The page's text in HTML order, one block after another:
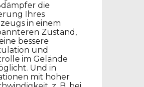
die
Ihres
in einem
Zustand,
bessere
und
im Gelände
Und in
mit hoher